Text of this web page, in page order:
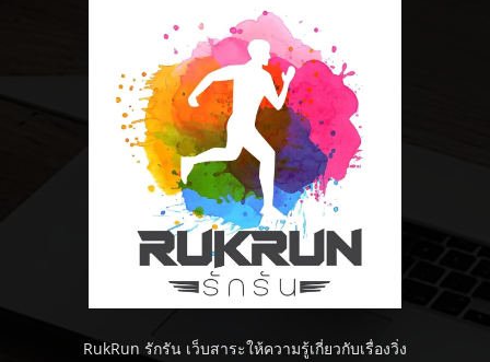
RukRun รักรัน เว็บสาระให้ความรู้เกี่ยวกับเรื่องวิ่ง